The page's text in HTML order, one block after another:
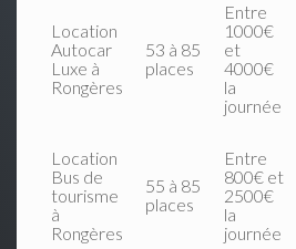
Location
Autocar
Luxe à
Rongères
53 à 85
places
Entre
1000€
et
4000€
la
journée
Location
Bus de
tourisme
à
Rongères
55 à 85
places
Entre
800€ et
2500€
la
journée